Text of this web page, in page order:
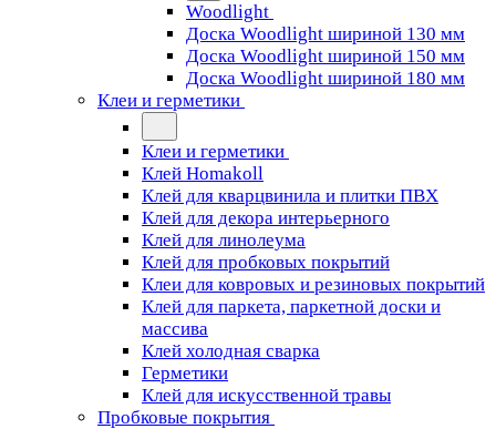
Woodlight
Доска Woodlight шириной 130 мм
Доска Woodlight шириной 150 мм
Доска Woodlight шириной 180 мм
Клеи и герметики
Клеи и герметики
Клей Homakoll
Клей для кварцвинила и плитки ПВХ
Клей для декора интерьерного
Клей для линолеума
Клей для пробковых покрытий
Клеи для ковровых и резиновых покрытий
Клей для паркета, паркетной доски и
массива
Клей холодная сварка
Герметики
Клей для искусственной травы
Пробковые покрытия